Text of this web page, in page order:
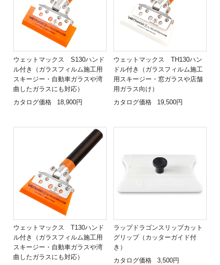
ウェットマックス S130ハンド
ル付き（ガラスフィルム施工用
スキージー・自動車ガラスや湾
曲したガラスにも対応）
カタログ価格
18,900円
ウェットマックス TH130ハン
ドル付き（ガラスフィルム施工
用スキージー・窓ガラスや店舗
用ガラス向け）
カタログ価格
19,500円
ウェットマックス T130ハンド
ル付き（ガラスフィルム施工用
スキージー・自動車ガラスや湾
曲したガラスにも対応）
ラップドラゴンスリップカット
グリップ（カッターガイド付
き）
カタログ価格
3,500円